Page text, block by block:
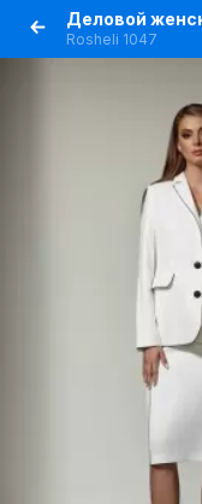
Rosheli 1047